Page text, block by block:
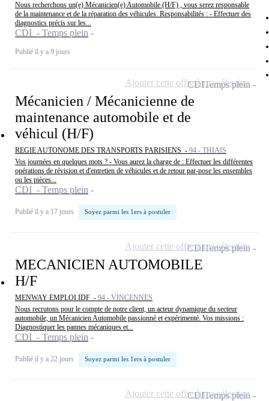
Nous recherchons un(e) Mécanicien(e) Automobile (H/F) , vous serez responsable
de la maintenance et de la réparation des véhicules. Responsabilités : - Effectuer des
diagnostics précis sur les...
CDI - Temps plein
Publié il y a 9 jours
Mécanicien / Mécanicienne de
maintenance automobile et de
véhicul (H/F)
REGIE AUTONOME DES TRANSPORTS PARISIENS - 94 - THIAIS
Vos journées en quelques mots ? - Vous aurez la charge de : Effectuer les différentes
opérations de révision et d'entretien de véhicules et de retour par-pose les ensembles
ou les pièces...
CDI - Temps plein
Publié il y a 17 jours Soyez parmi les 1ers à postuler
CDITemps plein
Ajouter cette offre à ma sélection
MECANICIEN AUTOMOBILE
H/F
MENWAY EMPLOI IDF - 94 - VINCENNES
Nous recrutons pour le compte de notre client, un acteur dynamique du secteur
automobile, un Mécanicien Automobile passionné et expérimenté. Vos missions :
Diagnostiquer les pannes mécaniques et...
CDI - Temps plein
Publié il y a 22 jours Soyez parmi les 1ers à postuler
CDITemps plein
Ajouter cette offre à ma sélection
CDITemps plein
Ajouter cette offre à ma sélection